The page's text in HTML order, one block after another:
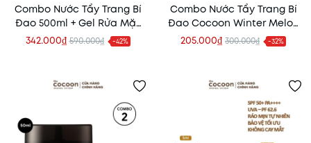
Combo Nước Tẩy Trang Bí
Đao 500ml + Gel Rửa Mặt
Bí Đao 310ml Cocoon
342.000₫ 590.000₫ -42%
Combo Nước Tẩy Trang Bí
Đao Cocoon Winter Melon
140ml + Sữa Chống Nắng
Bí Đao Quang Phổ Rộng
205.000₫ 300.000₫ -32%